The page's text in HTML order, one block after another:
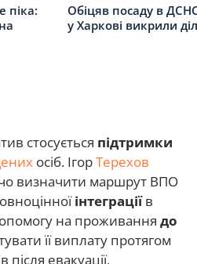
піка:
Обіцяв посаду в
у Харкові викрили
стосується підтримки
осіб. ІгорТерехов
визначити маршрут ВПО
інтеграціїв
на проживання до
її виплату протягом
евакуації,